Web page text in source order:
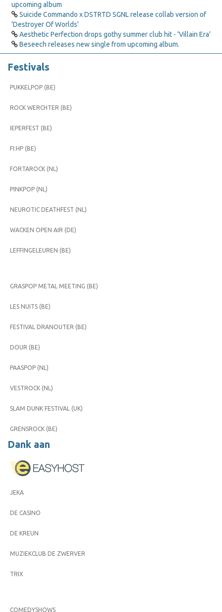
upcoming album
Suicide Commando x DSTRTD SGNL release collab version of
'Destroyer Of Worlds'
Aesthetic Perfection drops gothy summer club hit - 'Villain Era'
Beseech releases new single from upcoming album.
Festivals
PUKKELPOP (BE)
ROCK WERCHTER (BE)
IEPERFEST (BE)
FI:HP (BE)
FORTAROCK (NL)
PINKPOP (NL)
NEUROTIC DEATHFEST (NL)
WACKEN OPEN AIR (DE)
LEFFINGELEUREN (BE)
GRASPOP METAL MEETING (BE)
LES NUITS (BE)
FESTIVAL DRANOUTER (BE)
DOUR (BE)
PAASPOP (NL)
VESTROCK (NL)
SLAM DUNK FESTIVAL (UK)
GRENSROCK (BE)
Dank aan
JEKA
DE CASINO
DE KREUN
MUZIEKCLUB DE ZWERVER
TRIX
COMEDYSHOWS